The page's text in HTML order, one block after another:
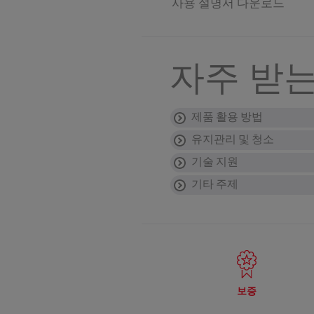
사용 설명서 다운로드
자주 받
제품 활용 방법
“ICE CRUSH” 기능
모터 펄스 기능을 이용
용기에 어떤 순서로
블렌더용기에 액체 재
믹서기에 넣어도 되
처음으로 믹서기를 사
않도록 조심하세요. 사
다지기(모델에 따
다지기는 파슬리, 마늘,
마른 식재료는 어떻
"펄스" 기능을 회당 2초
내 제품의 가열 시
유지관리 및 청소
믹서기를 어떻게 청
제품 본체를 청소하려
기술 지원
블레이드가 쉽게 돌
지침에 명시된 대로 반
믹서용기가 모터 유닛
사용하십시오.
진동이 계속될 경우 고
뚜껑에서 새는 현상이 있
• 식재료 용량이 너무
• 뚜껑이 제대로 끼워
뚜껑에 밀폐 장치가 있
제품의 전원 케이
이 경우 제품을 사용하
기타 주제
제품에는 재활용을 통
제품의 보증 조건은
이 웹사이트의
섹
보증